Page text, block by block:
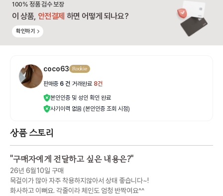
100% 정품 검수 보장
이 상품, 안전결제 하면 어떻게 되나요?
확인하기
coco63 Rookie
판매중 6 건 거래완료 8건
본인인증 및 성인 확인 완료
사기이력 없음 (본인인증 조회 시점)
상품 스토리
"구매자에게 전달하고 싶은 내용은?"
26년 6월10일 구매
목걸이가 많아 자주 착용하지않아서 상태 좋습니다~!
화사하고 이뻐요. 각줄이라 체인도 엄청 반짝여요^^